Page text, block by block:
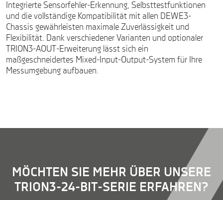
Integrierte Sensorfehler-Erkennung, Selbsttestfunktionen
und die vollständige Kompatibilität mit allen DEWE3-
Chassis gewährleisten maximale Zuverlässigkeit und
Flexibilität. Dank verschiedener Varianten und optionaler
TRION3-AOUT-Erweiterung lässt sich ein
maßgeschneidertes Mixed-Input-Output-System für Ihre
Messumgebung aufbauen.
MÖCHTEN SIE MEHR ÜBER UNSERE
TRION3-24-BIT-SERIE ERFAHREN?